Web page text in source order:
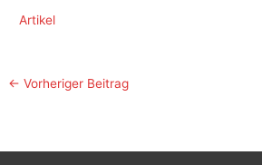
Artikel
← Vorheriger Beitrag